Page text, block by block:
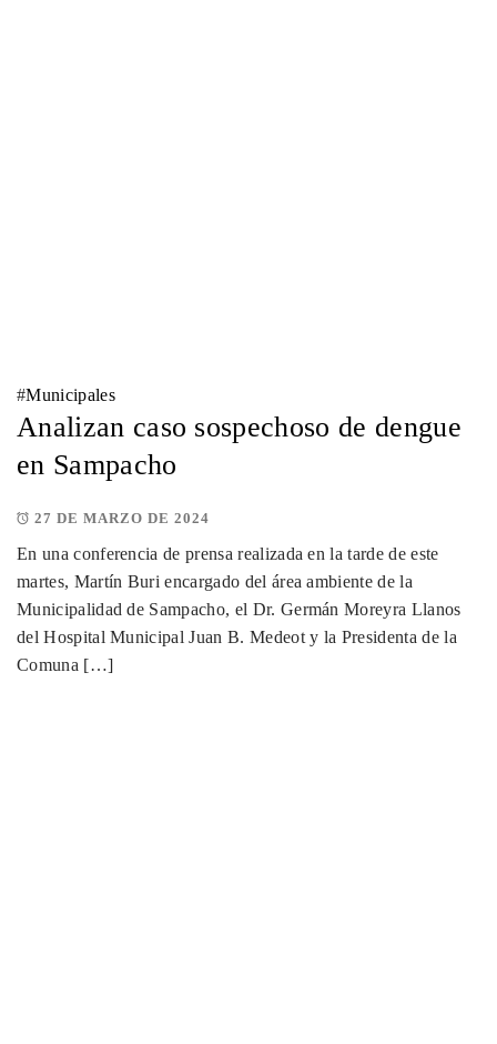
#Municipales
Analizan caso sospechoso de dengue
en Sampacho
27 DE MARZO DE 2024
En una conferencia de prensa realizada en la tarde de este
martes, Martín Buri encargado del área ambiente de la
Municipalidad de Sampacho, el Dr. Germán Moreyra Llanos
del Hospital Municipal Juan B. Medeot y la Presidenta de la
Comuna […]